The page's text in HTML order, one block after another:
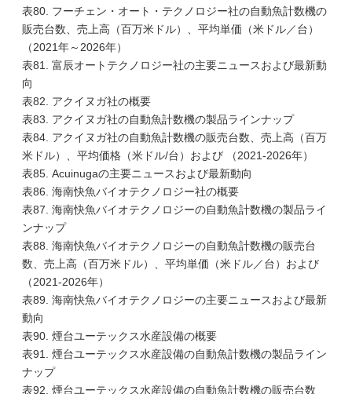
表80. フーチェン・オート・テクノロジー社の自動魚計数機の
販売台数、売上高（百万米ドル）、平均単価（米ドル／台）
（2021年～2026年）
表81. 富辰オートテクノロジー社の主要ニュースおよび最新動
向
表82. アクイヌガ社の概要
表83. アクイヌガ社の自動魚計数機の製品ラインナップ
表84. アクイヌガ社の自動魚計数機の販売台数、売上高（百万
米ドル）、平均価格（米ドル/台）および （2021-2026年）
表85. Acuinugaの主要ニュースおよび最新動向
表86. 海南快魚バイオテクノロジー社の概要
表87. 海南快魚バイオテクノロジーの自動魚計数機の製品ライ
ンナップ
表88. 海南快魚バイオテクノロジーの自動魚計数機の販売台
数、売上高（百万米ドル）、平均単価（米ドル／台）および
（2021-2026年）
表89. 海南快魚バイオテクノロジーの主要ニュースおよび最新
動向
表90. 煙台ユーテックス水産設備の概要
表91. 煙台ユーテックス水産設備の自動魚計数機の製品ライン
ナップ
表92. 煙台ユーテックス水産設備の自動魚計数機の販売台数